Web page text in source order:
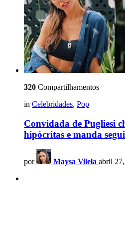
320 Compartilhamentos
in Celebridades, Pop
Convidada de Pugliesi
hipócritas e manda
por Maysa Vilela abril